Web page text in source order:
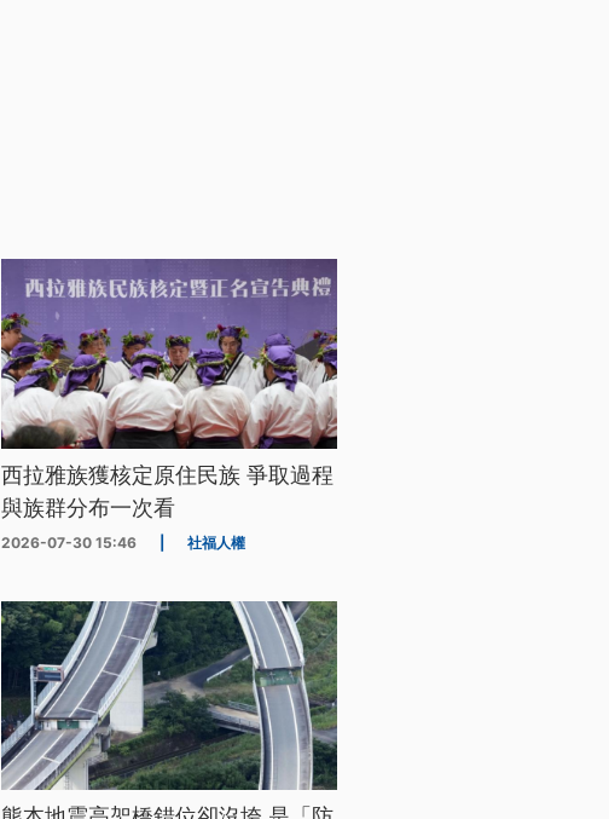
西拉雅族獲核定原住民族 爭取過程
與族群分布一次看
2026-07-30 15:46 社福人權